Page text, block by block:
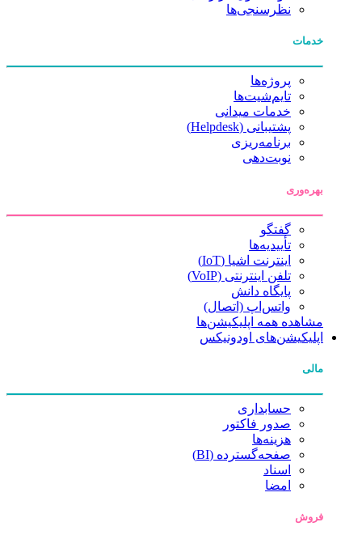
نظرسنجی‌ها
خدمات
پروژه‌ها
تایم‌شیت‌ها
خدمات میدانی
پشتیبانی (Helpdesk)
برنامه‌ریزی
نوبت‌دهی
بهره‌وری
گفتگو
تأییدیه‌ها
اینترنت اشیا (IoT)
تلفن اینترنتی (VoIP)
پایگاه دانش
واتس‌اپ (اتصال)
مشاهده همه اپلیکیشن‌ها
اپلیکیشن‌های اودونیکس
مالی
حسابداری
صدور فاکتور
هزینه‌ها
صفحه‌گسترده (BI)
اسناد
امضا
فروش